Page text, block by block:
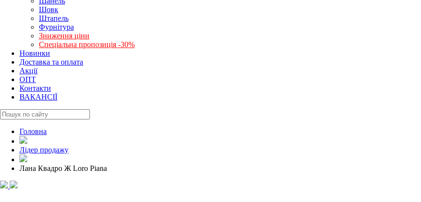
Шовк
Штапель
Фурнітура
Зниження ціни
Спеціальна пропозиція -30%
Новинки
Доставка та оплата
Акції
ОПТ
Контакти
ВАКАНСІЇ
Головна
Лідер продажу
Лана Квадро Ж Loro Piana